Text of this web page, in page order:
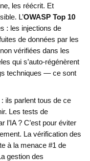
les réécrit. Et
L’OWASP Top 10
: les injections de
de données par les
vérifiées dans les
qui s’auto-régénèrent
techniques — ce sont
ils parlent tous de ce
Les tests de
l’IA ? C’est pour éviter
La vérification des
à la menace #1 de
gestion des